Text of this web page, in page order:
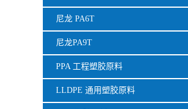
尼龙 PA6T
尼龙PA9T
PPA 工程塑胶原料
LLDPE 通用塑胶原料